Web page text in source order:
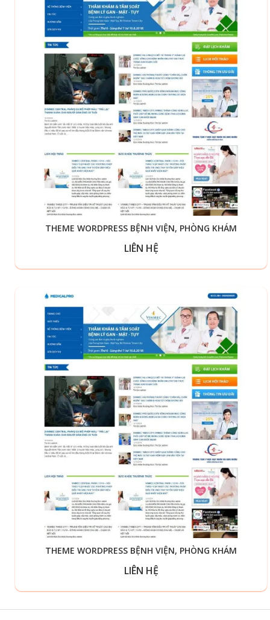
THEME WORDPRESS BỆNH VIỆN, PHÒNG KHÁM
LIÊN HỆ
THEME WORDPRESS BỆNH VIỆN, PHÒNG KHÁM
LIÊN HỆ